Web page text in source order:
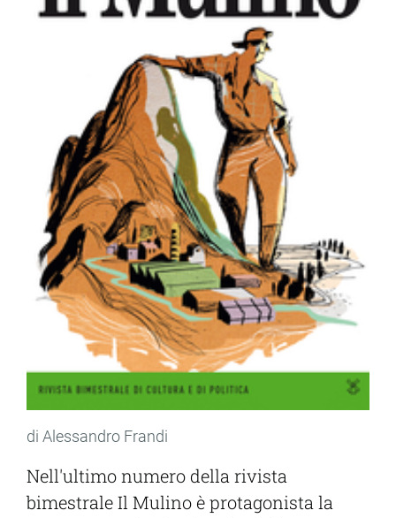
di Alessandro Frandi
Nell'ultimo numero della rivista
bimestrale Il Mulino è protagonista la